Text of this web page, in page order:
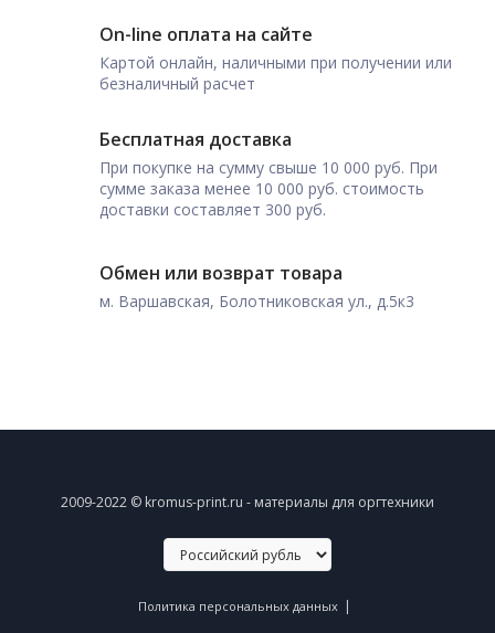
On-line оплата на сайте
Картой онлайн, наличными при получении или
безналичный расчет
Бесплатная доставка
При покупке на сумму свыше 10 000 руб. При
сумме заказа менее 10 000 руб. стоимость
доставки составляет 300 руб.
Обмен или возврат товара
м. Варшавская, Болотниковская ул., д.5к3
2009-2022 © kromus-print.ru - материалы для оргтехники
Политика персональных данных |